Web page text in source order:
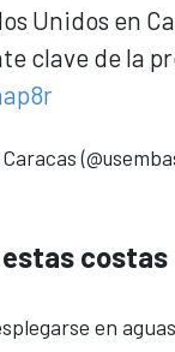
Unidos en
clave de la
estas costas
en